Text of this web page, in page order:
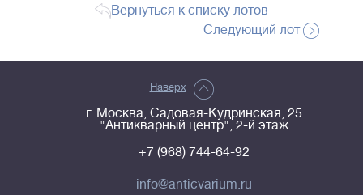
Вернуться к списку лотов
Следующий лот
Наверх
г. Москва, Садовая-Кудринская, 25
"Антикварный центр", 2-й этаж
+7 (968) 744-64-92
info@anticvarium.ru